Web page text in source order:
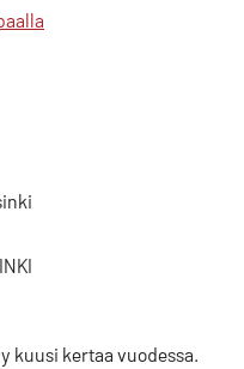
kuusi kertaa vuodessa.